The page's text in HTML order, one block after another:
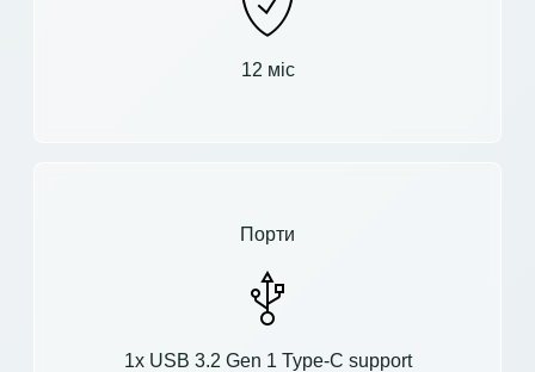
12 міс
Порти
1x USB 3.2 Gen 1 Type-C support